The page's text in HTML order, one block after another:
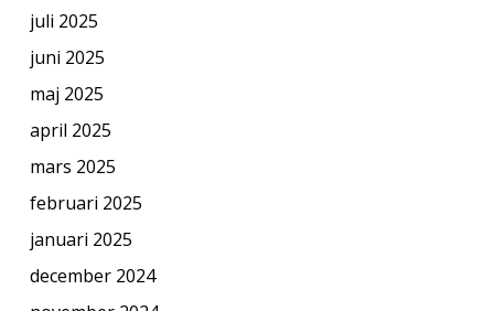
juli 2025
juni 2025
maj 2025
april 2025
mars 2025
februari 2025
januari 2025
december 2024